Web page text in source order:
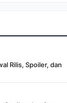
Rilis, Spoiler, dan